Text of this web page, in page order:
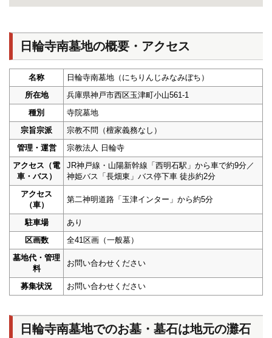
日輪寺南墓地の概要・アクセス
名称
日輪寺南墓地（にちりんじみなみぼち）
所在地
兵庫県神戸市西区玉津町小山561-1
種別
寺院墓地
宗旨宗派
宗教不問（檀家義務なし）
管理・運営
宗教法人 日輪寺
アクセス（電
車・バス）
JR神戸線・山陽新幹線「西明石駅」から車で約9分／
神姫バス「長畑東」バス停下車 徒歩約2分
アクセス
（車）
第二神明道路「玉津インター」から約5分
駐車場
あり
区画数
全41区画（一般墓）
墓地代・管理
料
お問い合わせください
募集状況 お問い合わせください
日輪寺南墓地でのお墓・墓石は地元の灘石